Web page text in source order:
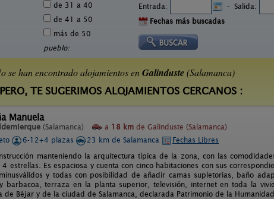
de 31 a 40
de 41 a 50
más de 50
pueblo:
Entrada:
- Salida:
Fechas más buscadas
se han encontrado alojamientos enGalinduste(Salamanca)
TE SUGERIMOS ALOJAMIENTOS CERCANOS :
Manuela
(Salamanca) a 18 km de Galinduste (Salamanca)
6-12+4 plazas 23 km de Salamanca
Fechas Libres
manteniendo la arquitectura típica de la zona, con las
estrellas. Es espaciosa y cuenta con cinco habitaciones con sus
y todas con posibilidad de añadir camas supletorias, baño
barbacoa, terraza en la planta superior, televisión, internet en toda la
de Béjar y de la ciudad de Salamanca, declarada Patrimonio de la Humanidad.